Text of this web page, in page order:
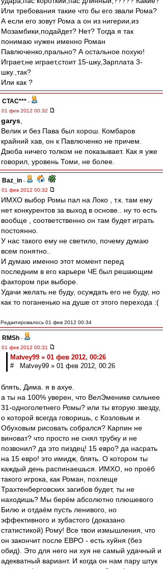
Или требования такие что бы его звали Рома?
А если его зовут Рома а он из нигерии,из
Мозамбики,подайдет? Нет? Тогда я так
понимаю нужен именно Роман
Павлюченко,прально? А остальное похую!
Играет,не играет,стоит 15-шку,Зарплата 3-
шку.,так?
Или как ?
CTAC*** -
01 фев 2012 00:32
garys
Велик и без Пава был хорош. Комбаров
крайний хав, он к Павлюченко не причем.
Дзюба ничего толком не показывает. Как я уже
говорил, уровень Томи, не более.
Baz_in -
01 фев 2012 00:32
ИМХО выбор Ромы пал на Локо , т.к. там ему
нет конкурентов за выход в основе.. ну то есть
вообще , соответственно он там будет играть
постоянно.
У нас такого ему не светило, почему думаю
всем понятно..
И думаю именно этот момент перед
последним в его карьере ЧЕ был решающим
фактором при выборе.
Удачи желать не буду, осуждать его не буду, но
как то поганенько на душе от этого перехода :(
Редактировалось 01 фев 2012 00:34
RMSh -
01 фев 2012 00:31
Matvey99 » 01 фев 2012, 00:26
# Matvey99 » 01 фев 2012, 00:26
блять, Дима. я в ахуе.
а ты на 100% уверен, что ВелЭменике сильнее
31-одноголетнего Ромы? или ты вторую звезду,
о которой всегда говоришь, с Козловым и
Обуховым рисовать собрался? Карпин не
виноват? что просто не снял трубку и не
позвонил? да это пиздец! 15 евро? да насрать
на 15 евро! это имидж, блять. О котором ты
каждый день распинаешься. ИМХО, но проёб
такого игрока, как Роман, похлеще
Трахтенберговских загибов будет, ты не
находишь? Мы берём абсолютно плюшевого
Билю и отдаём пусть ленивого, но
эффективного и зубастого (доказано
статистикой) Рому! Все твои измышления, что
он закончит после ЕВРО - есть хуйня (без
обид). Это для него ни хуя не самый удачный и
адекватный вариант. И когда он нам пару штук